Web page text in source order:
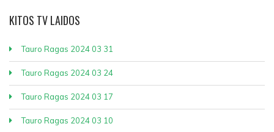
KITOS TV LAIDOS
Tauro Ragas 2024 03 31
Tauro Ragas 2024 03 24
Tauro Ragas 2024 03 17
Tauro Ragas 2024 03 10